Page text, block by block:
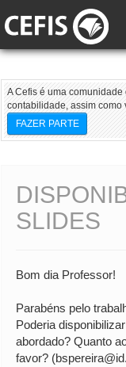
A Cefis é uma
contabilidade, assim como
FAZER PARTE
SLIDES
Bom dia Professor!
Parabéns pelo
Poderia
abordado? Quanto
favor?